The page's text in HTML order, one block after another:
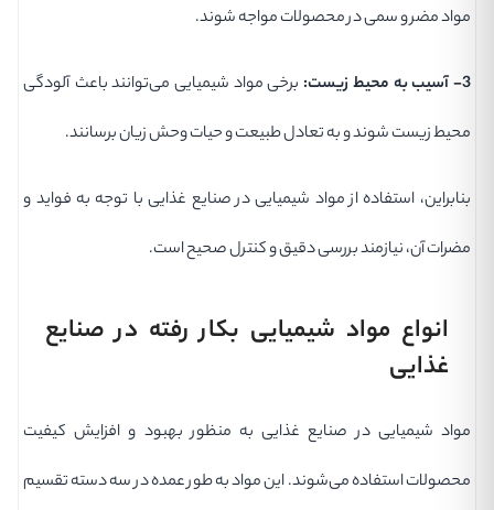
مواد مضر و سمی در محصولات مواجه شوند.
3- آسیب به محیط زیست:
برخی مواد شیمیایی می‌توانند باعث آلودگی
محیط زیست شوند و به تعادل طبیعت و حیات وحش زیان برسانند.
بنابراین، استفاده از مواد شیمیایی در صنایع غذایی با توجه به فواید و
مضرات آن، نیازمند بررسی دقیق و کنترل صحیح است.
انواع مواد شیمیایی بکار رفته در صنایع
غذایی
مواد شیمیایی در صنایع غذایی به منظور بهبود و افزایش کیفیت
محصولات استفاده می‌شوند. این مواد به طور عمده در سه دسته تقسیم